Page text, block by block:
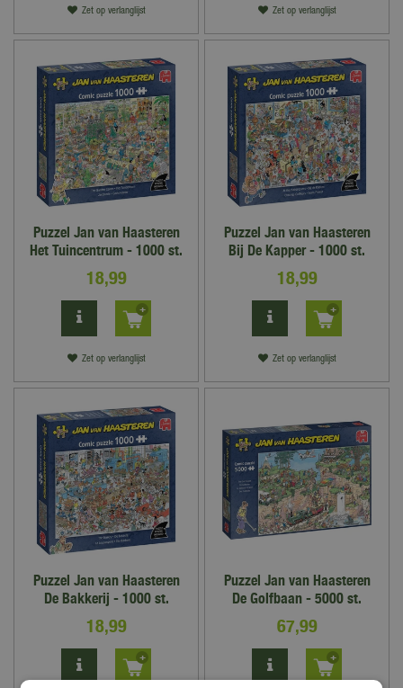
Zet op verlanglijst Zet op verlanglijst
Puzzel Jan van Haasteren
Het Tuincentrum - 1000 st.
18,99
Zet op verlanglijst
Puzzel Jan van Haasteren
Bij De Kapper - 1000 st.
18,99
Zet op verlanglijst
Puzzel Jan van Haasteren
De Bakkerij - 1000 st.
18,99
Puzzel Jan van Haasteren
De Golfbaan - 5000 st.
67,99